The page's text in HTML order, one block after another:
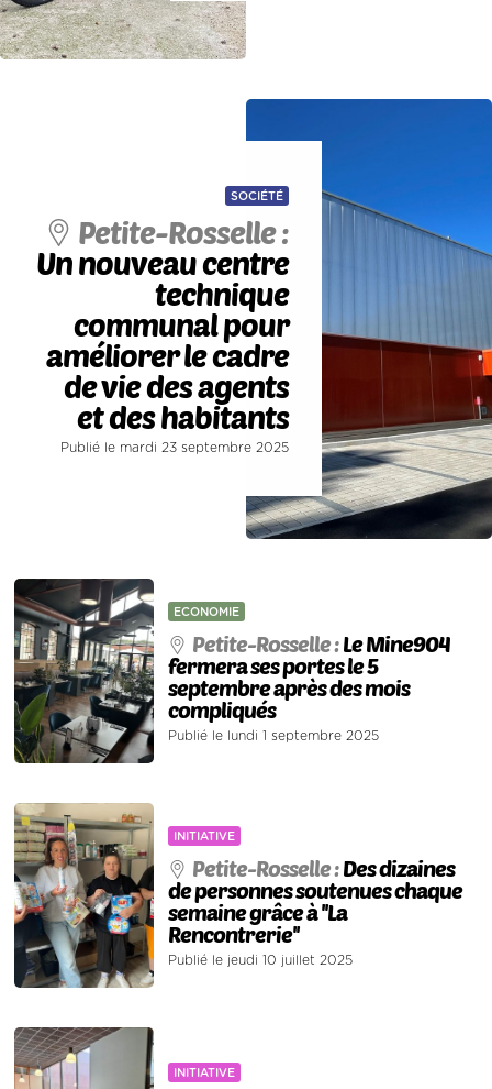
SOCIÉTÉ
Petite-Rosselle :
Un nouveau centre
technique
communal pour
améliorer le cadre
de vie des agents
et des habitants
Publié le mardi 23 septembre 2025
ECONOMIE
Petite-Rosselle :Le Mine904
fermera ses portes le 5
septembre après des mois
compliqués
Publié le lundi 1 septembre 2025
INITIATIVE
Petite-Rosselle :Des dizaines
de personnes soutenues chaque
semaine grâce à ''La
Rencontrerie''
Publié le jeudi 10 juillet 2025
INITIATIVE